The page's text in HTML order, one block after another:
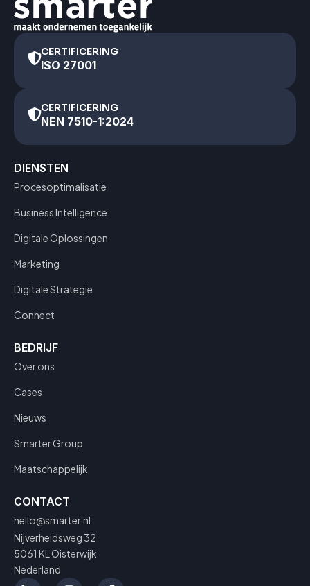
CERTIFICERING
ISO 27001
CERTIFICERING
NEN 7510-1:2024
DIENSTEN
Procesoptimalisatie
Business Intelligence
Digitale Oplossingen
Marketing
Digitale Strategie
Connect
BEDRIJF
Over ons
Cases
Nieuws
Smarter Group
Maatschappelijk
CONTACT
hello@smarter.nl
Nijverheidsweg 32
5061 KL Oisterwijk
Nederland